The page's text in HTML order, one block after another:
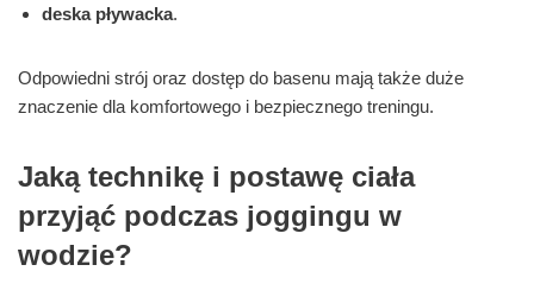
deska pływacka.
Odpowiedni strój oraz dostęp do basenu mają także duże
znaczenie dla komfortowego i bezpiecznego treningu.
Jaką technikę i postawę ciała
przyjąć podczas joggingu w
wodzie?